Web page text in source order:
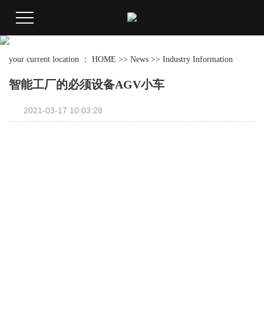
your current location ： HOME >> News >> Industry Information
智能工厂的必须设备AGV小车
2021-03-17 10:03:28